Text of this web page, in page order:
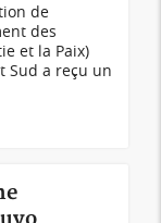
de
des
et la Paix)
Sud a reçu un